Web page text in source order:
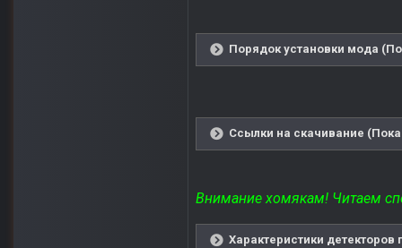
Порядок установки мода
Ссылки на скачивание
Внимание хомякам! Читаем
Характеристики